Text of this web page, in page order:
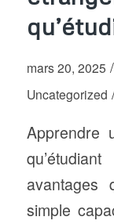
mars 20, 2025 /
Uncategorized
Apprendre
simple